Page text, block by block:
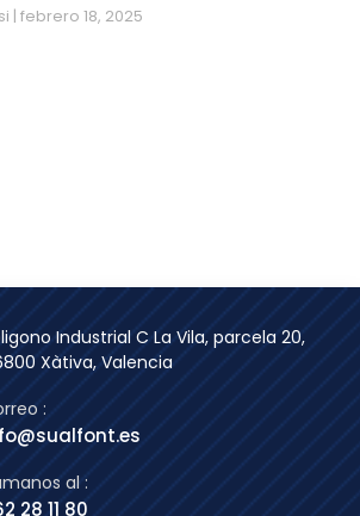
febrero 18, 2025
Industrial C La Vila, parcela 20,
Xàtiva, Valencia
:
al :
28 11 80